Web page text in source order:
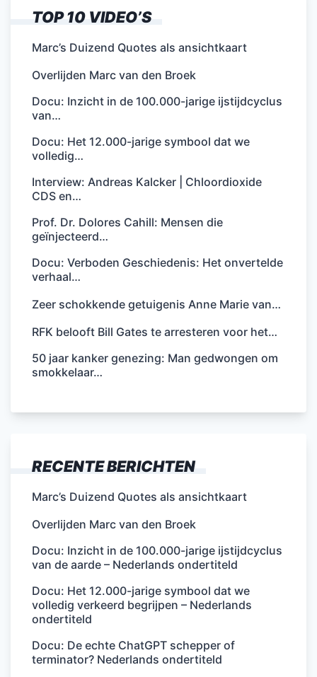
TOP 10 VIDEO’S
Marc’s Duizend Quotes als ansichtkaart
Overlijden Marc van den Broek
Docu: Inzicht in de 100.000-jarige ijstijdcyclus
van…
Docu: Het 12.000-jarige symbool dat we
volledig…
Interview: Andreas Kalcker | Chloordioxide
CDS en…
Prof. Dr. Dolores Cahill: Mensen die
geïnjecteerd…
Docu: Verboden Geschiedenis: Het onvertelde
verhaal…
Zeer schokkende getuigenis Anne Marie van…
RFK belooft Bill Gates te arresteren voor het…
50 jaar kanker genezing: Man gedwongen om
smokkelaar…
RECENTE BERICHTEN
Marc’s Duizend Quotes als ansichtkaart
Overlijden Marc van den Broek
Docu: Inzicht in de 100.000-jarige ijstijdcyclus
van de aarde – Nederlands ondertiteld
Docu: Het 12.000-jarige symbool dat we
volledig verkeerd begrijpen – Nederlands
ondertiteld
Docu: De echte ChatGPT schepper of
terminator? Nederlands ondertiteld